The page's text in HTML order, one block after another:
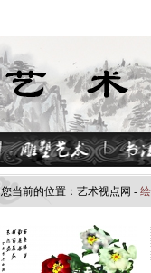
您当前的位置： 艺术视点网 -